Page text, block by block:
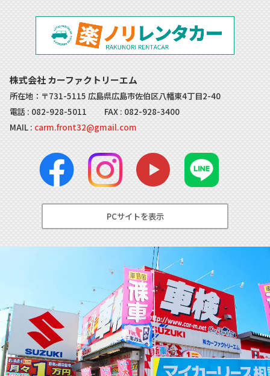
株式会社 カーファクトリーエム
所在地：〒731-5115 広島県広島市佐伯区八幡東4丁目2-40
電話 : 082-928-5011 FAX : 082-928-3400
MAIL : carm.front32@gmail.com
PCサイトを表示